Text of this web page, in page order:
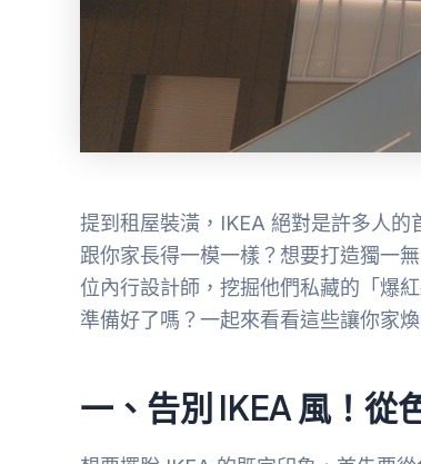
提到租屋裝潢，IKEA 絕對是許多人
跟你家長得一模一樣？想要打造獨一
位內行設計師，挖掘他們私藏的「爆
準備好了嗎？一起來看看這些讓你家
一、告別 IKEA 風！從